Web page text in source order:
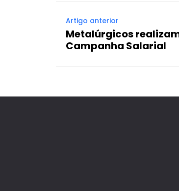
Artigo anterior
Metalúrgicos
Campanha Salarial